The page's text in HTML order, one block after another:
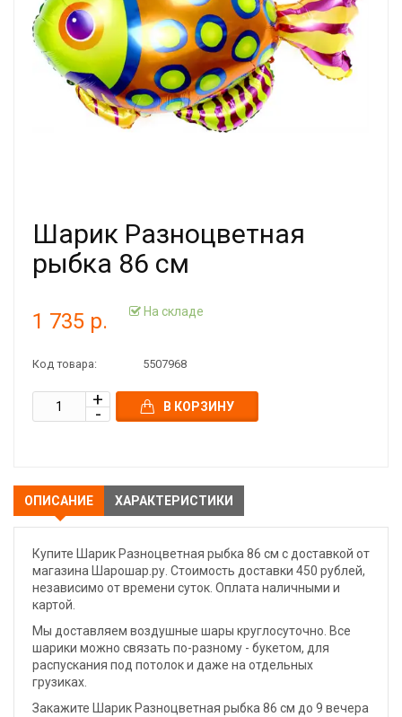
Шарик Разноцветная
рыбка 86 см
1 735 р. На складе
Код товара: 5507968
В КОРЗИНУ
ОПИСАНИЕ ХАРАКТЕРИСТИКИ
Купите Шарик Разноцветная рыбка 86 см с доставкой от
магазина Шарошар.ру. Стоимость доставки 450 рублей,
независимо от времени суток. Оплата наличными и
картой.
Мы доставляем воздушные шары круглосуточно. Все
шарики можно связать по-разному - букетом, для
распускания под потолок и даже на отдельных
грузиках.
Закажите Шарик Разноцветная рыбка 86 см до 9 вечера